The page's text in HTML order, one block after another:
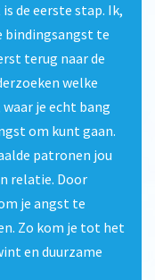
de eerste stap. Ik,
bindingsangst te
terug naar de
welke
je echt bang
om kunt gaan.
patronen jou
relatie. Door
je angst te
Zo kom je tot het
en duurzame